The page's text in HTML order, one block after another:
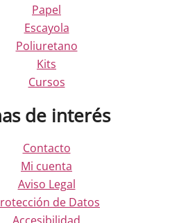
Papel
Escayola
Poliuretano
Kits
Cursos
de interés
Contacto
Mi cuenta
Aviso Legal
de Datos